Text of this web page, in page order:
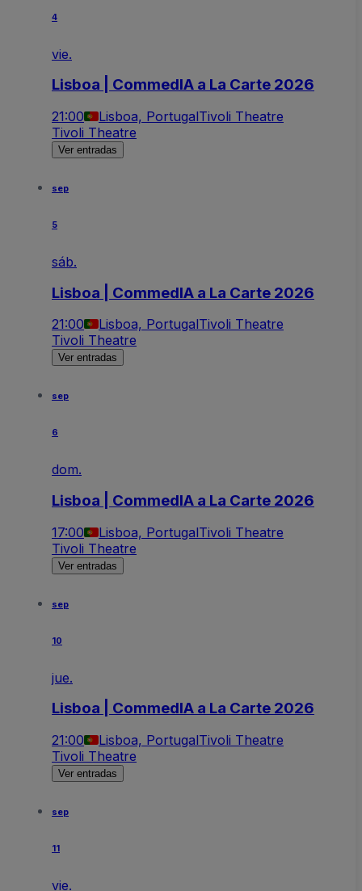
4
vie.
Lisboa | CommedIA a La Carte 2026
21:00 Lisboa, PortugalTivoli Theatre
Tivoli Theatre
Ver entradas
sep
5
sáb.
Lisboa | CommedIA a La Carte 2026
21:00 Lisboa, PortugalTivoli Theatre
Tivoli Theatre
Ver entradas
sep
6
dom.
Lisboa | CommedIA a La Carte 2026
17:00 Lisboa, PortugalTivoli Theatre
Tivoli Theatre
Ver entradas
sep
10
jue.
Lisboa | CommedIA a La Carte 2026
21:00 Lisboa, PortugalTivoli Theatre
Tivoli Theatre
Ver entradas
sep
11
vie.